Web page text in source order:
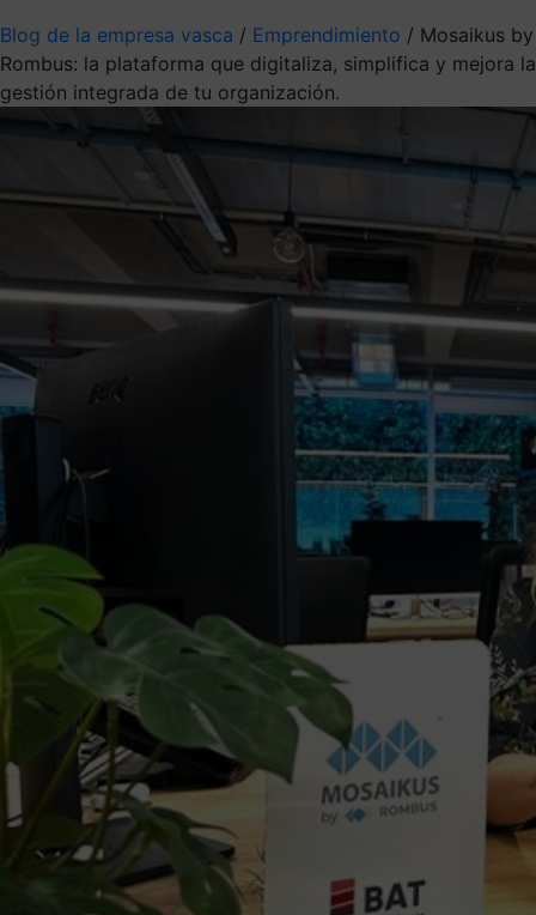
Blog de la empresa vasca / Emprendimiento / Mosaikus by
Rombus: la plataforma que digitaliza, simplifica y mejora la
gestión integrada de tu organización.